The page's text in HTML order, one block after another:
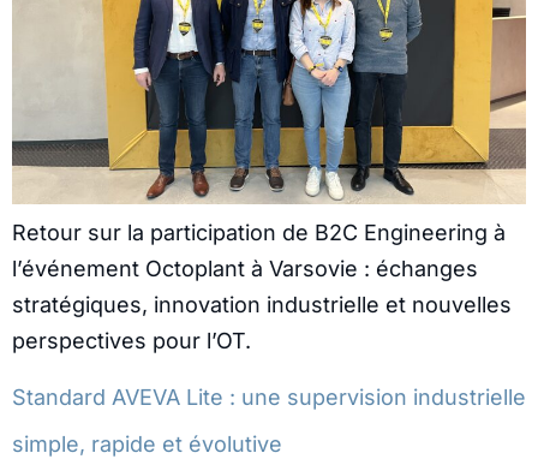
Retour sur la participation de B2C Engineering à
l’événement Octoplant à Varsovie : échanges
stratégiques, innovation industrielle et nouvelles
perspectives pour l’OT.
Standard AVEVA Lite : une supervision industrielle
simple, rapide et évolutive